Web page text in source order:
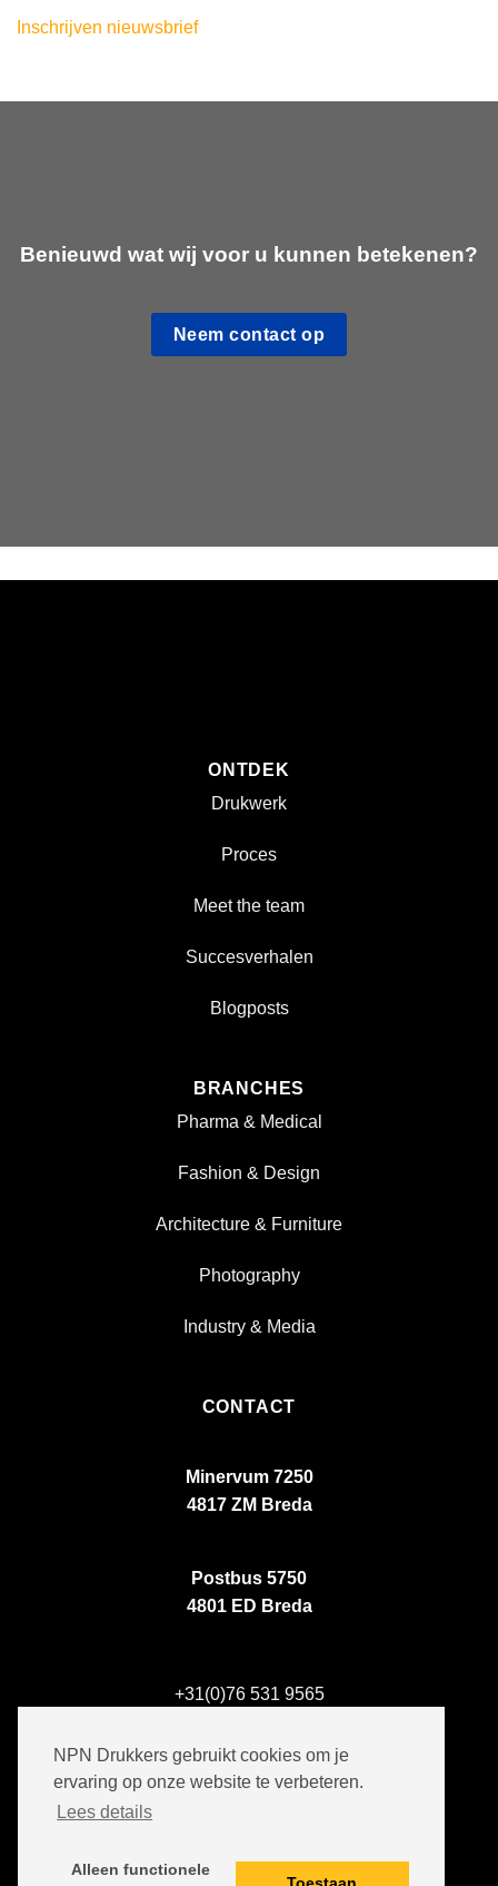
NPN Drukkers gebruikt cookies om je
ervaring op onze website te verbeteren.
Lees details
Alleen functionele
Inschrijven nieuwsbrief
Benieuwd wat wij voor u kunnen betekenen?
Neem contact op
ONTDEK
Drukwerk
Proces
Meet the team
Succesverhalen
Blogposts
BRANCHES
Pharma & Medical
Fashion & Design
Architecture & Furniture
Photography
Industry & Media
CONTACT
Minervum 7250
4817 ZM Breda
Postbus 5750
4801 ED Breda
+31(0)76 531 9565